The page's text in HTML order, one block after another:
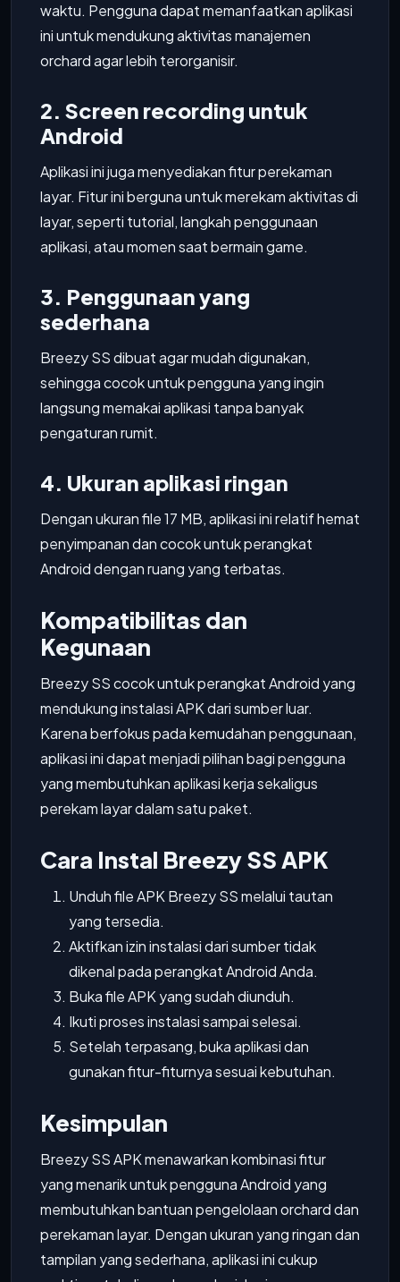
waktu. Pengguna dapat memanfaatkan aplikasi
ini untuk mendukung aktivitas manajemen
orchard agar lebih terorganisir.
2. Screen recording untuk
Android
Aplikasi ini juga menyediakan fitur perekaman
layar. Fitur ini berguna untuk merekam aktivitas di
layar, seperti tutorial, langkah penggunaan
aplikasi, atau momen saat bermain game.
3. Penggunaan yang
sederhana
Breezy SS dibuat agar mudah digunakan,
sehingga cocok untuk pengguna yang ingin
langsung memakai aplikasi tanpa banyak
pengaturan rumit.
4. Ukuran aplikasi ringan
Dengan ukuran file 17 MB, aplikasi ini relatif hemat
penyimpanan dan cocok untuk perangkat
Android dengan ruang yang terbatas.
Kompatibilitas dan
Kegunaan
Breezy SS cocok untuk perangkat Android yang
mendukung instalasi APK dari sumber luar.
Karena berfokus pada kemudahan penggunaan,
aplikasi ini dapat menjadi pilihan bagi pengguna
yang membutuhkan aplikasi kerja sekaligus
perekam layar dalam satu paket.
Cara Instal Breezy SS APK
Unduh file APK Breezy SS melalui tautan
yang tersedia.
Aktifkan izin instalasi dari sumber tidak
dikenal pada perangkat Android Anda.
Buka file APK yang sudah diunduh.
Ikuti proses instalasi sampai selesai.
Setelah terpasang, buka aplikasi dan
gunakan fitur-fiturnya sesuai kebutuhan.
Kesimpulan
Breezy SS APK menawarkan kombinasi fitur
yang menarik untuk pengguna Android yang
membutuhkan bantuan pengelolaan orchard dan
perekaman layar. Dengan ukuran yang ringan dan
tampilan yang sederhana, aplikasi ini cukup